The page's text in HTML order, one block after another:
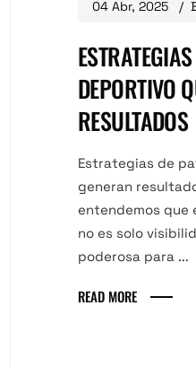
04 Abr, 2025
DEPORTIVO
RESULTADOS
Estrategias de
generan
entendemos
no es solo
poderosa para ...
READ MORE